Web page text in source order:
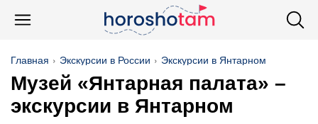
Главная Экскурсии в России Экскурсии в Янтарном
Музей «Янтарная палата» –
экскурсии в Янтарном